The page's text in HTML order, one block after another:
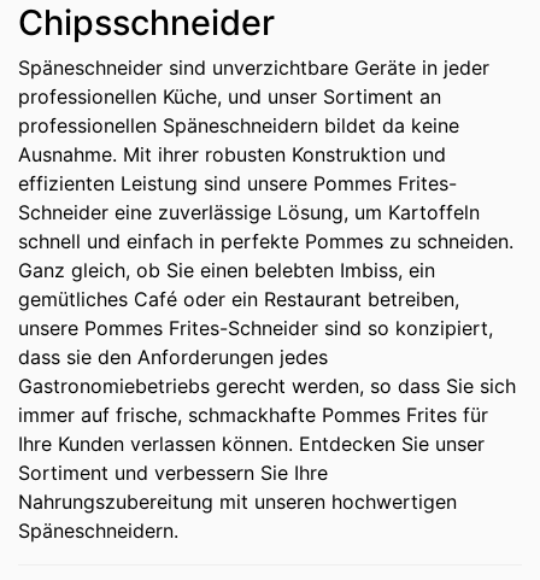
Chipsschneider
Späneschneider sind unverzichtbare Geräte in jeder
professionellen Küche, und unser Sortiment an
professionellen Späneschneidern bildet da keine
Ausnahme. Mit ihrer robusten Konstruktion und
effizienten Leistung sind unsere Pommes Frites-
Schneider eine zuverlässige Lösung, um Kartoffeln
schnell und einfach in perfekte Pommes zu schneiden.
Ganz gleich, ob Sie einen belebten Imbiss, ein
gemütliches Café oder ein Restaurant betreiben,
unsere Pommes Frites-Schneider sind so konzipiert,
dass sie den Anforderungen jedes
Gastronomiebetriebs gerecht werden, so dass Sie sich
immer auf frische, schmackhafte Pommes Frites für
Ihre Kunden verlassen können. Entdecken Sie unser
Sortiment und verbessern Sie Ihre
Nahrungszubereitung mit unseren hochwertigen
Späneschneidern.